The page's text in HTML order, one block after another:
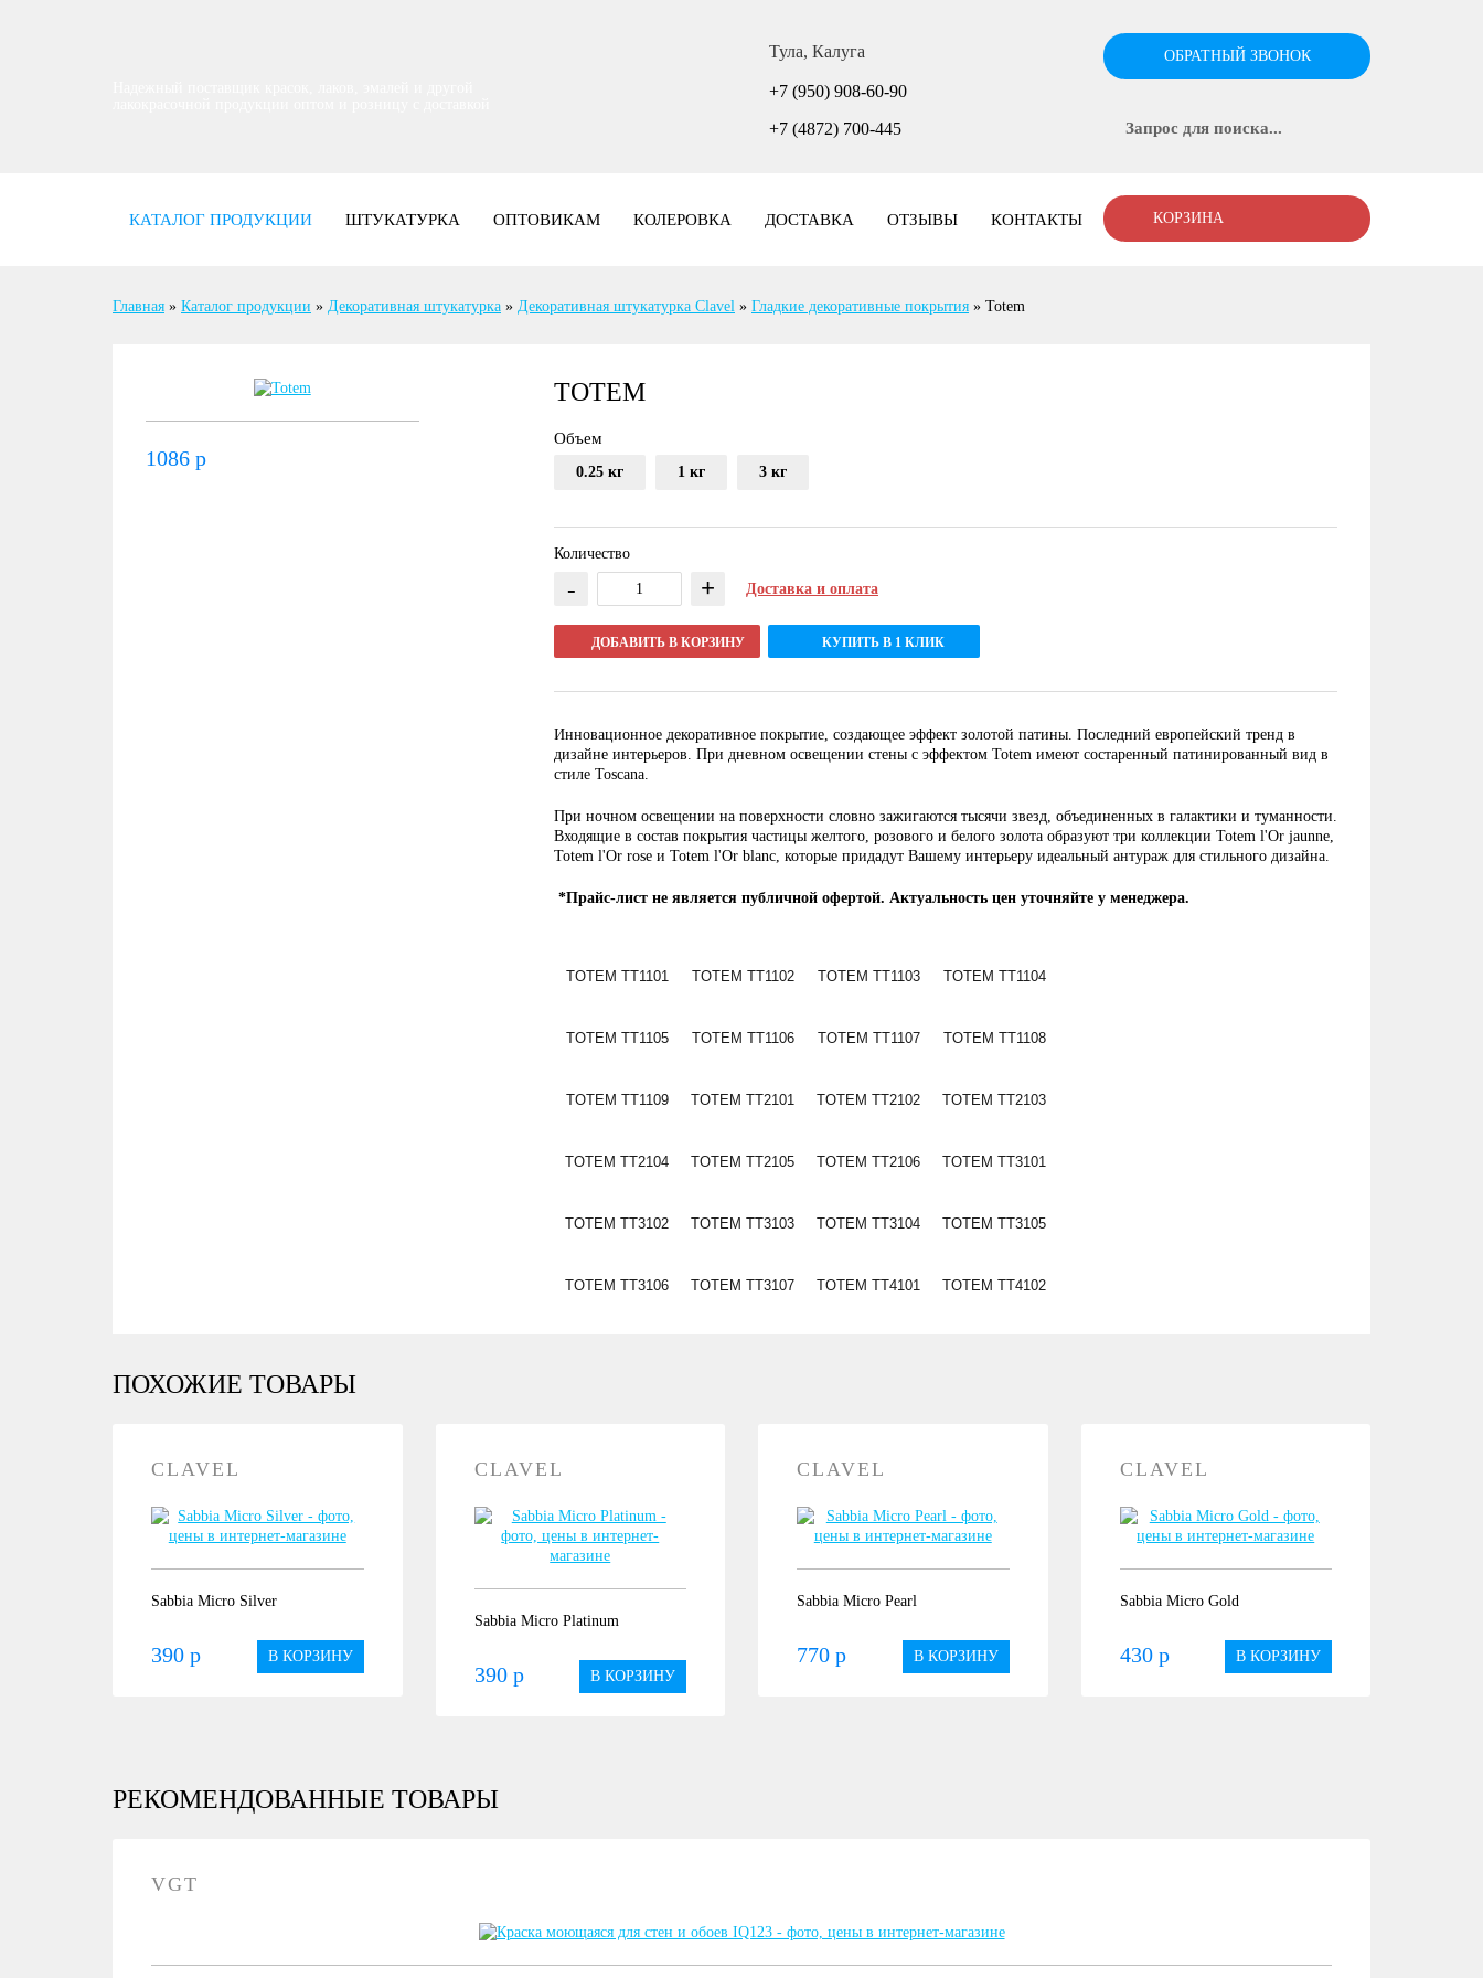
Тула, Калуга
+7 (950) 908-60-90
+7 (4872) 700-445
ОБРАТНЫЙ ЗВОНОК
КАТАЛОГ ПРОДУКЦИИ ШТУКАТУРКА ОПТОВИКАМ КОЛЕРОВКА ДОСТАВКА ОТЗЫВЫ КОНТАКТЫ КОРЗИНА
Главная » Каталог продукции » Декоративная штукатурка » Декоративная штукатурка Clavel » Гладкие декоративные покрытия » Totem
1086 р
TOTEM
Объем
0.25 кг 1 кг 3 кг
Количество
- + Доставка и оплата
ДОБАВИТЬ В КОРЗИНУ КУПИТЬ В 1 КЛИК
Инновационное декоративное покрытие, создающее эффект золотой патины. Последний европейский тренд в
дизайне интерьеров. При дневном освещении стены с эффектом Totem имеют состаренный патинированный вид в
стиле Toscana.
При ночном освещении на поверхности словно зажигаются тысячи звезд, объединенных в галактики и туманности.
Входящие в состав покрытия частицы желтого, розового и белого золота образуют три коллекции Totem l'Or jaunne,
Totem l'Or rose и Totem l'Or blanc, которые придадут Вашему интерьеру идеальный антураж для стильного дизайна.
*Прайс-лист не является публичной офертой. Актуальность цен уточняйте у менеджера.
TOTEM TT1101 TOTEM TT1102 TOTEM TT1103 TOTEM TT1104
TOTEM TT1105 TOTEM TT1106 TOTEM TT1107 TOTEM TT1108
TOTEM TT1109 TOTEM TT2101 TOTEM TT2102 TOTEM TT2103
TOTEM TT2104 TOTEM TT2105 TOTEM TT2106 TOTEM TT3101
TOTEM TT3102 TOTEM TT3103 TOTEM TT3104 TOTEM TT3105
TOTEM TT3106 TOTEM TT3107 TOTEM TT4101 TOTEM TT4102
ПОХОЖИЕ ТОВАРЫ
CLAVEL
Sabbia Micro Silver
В КОРЗИНУ
390 р
CLAVEL
Sabbia Micro Platinum
В КОРЗИНУ
390 р
CLAVEL
Sabbia Micro Pearl
В КОРЗИНУ
770 р
CLAVEL
Sabbia Micro Gold
В КОРЗИНУ
430 р
РЕКОМЕНДОВАННЫЕ ТОВАРЫ
VGT